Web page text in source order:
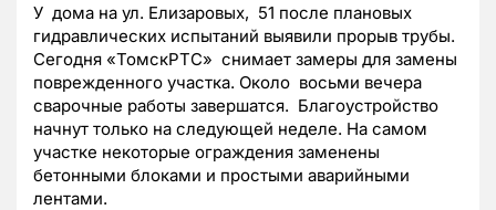
У дома на ул. Елизаровых, 51 после плановых
гидравлических испытаний выявили прорыв трубы.
Сегодня «ТомскРТС» снимает замеры для замены
поврежденного участка. Около восьми вечера
сварочные работы завершатся. Благоустройство
начнут только на следующей неделе. На самом
участке некоторые ограждения заменены
бетонными блоками и простыми аварийными
лентами.